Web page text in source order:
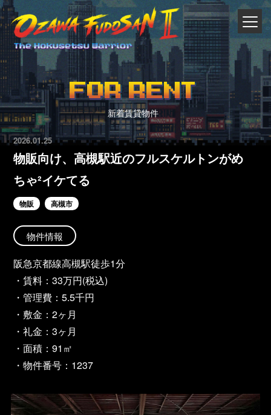
FOR RENT
新着賃貸物件
2026.01.25
物販向け、高槻駅近のフルスケルトンがめ
ちゃ²イケてる
物販 高槻市
物件情報
阪急京都線高槻駅徒歩1分
・賃料：33万円(税込)
・管理費：5.5千円
・敷金：2ヶ月
・礼金：3ヶ月
・面積：91㎡
・物件番号：1237